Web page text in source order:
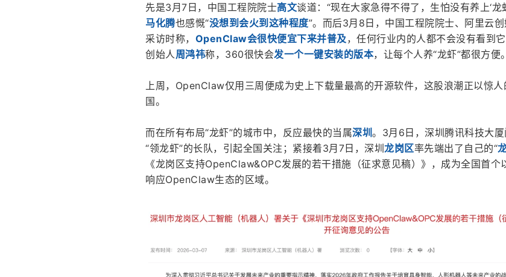
先是3月7日，中国工程院院士高文谈道：“现在大家急得不得了，生怕没有养上‘龙
马化腾也感慨“没想到会火到这种程度”。而后3月8日，中国工程院院士、阿里云创
采访时称， OpenClaw会很快便宜下来并普及 ，任何行业内的人都不会没有看到
创始人 周鸿祎称，360很快会发一个一键安装的版本，让每个人养“龙虾”都很方便。
上周，OpenClaw仅用三周便成为史上下载量最高的开源软件，这股浪潮正以惊人
国。
而在所有布局“龙虾”的城市中，反应最快的当属深圳 。3月6日，深圳腾讯科技大
“领龙虾”的长队，引起全国关注；紧接着3月7日，深圳龙岗区率先端出了自己的“
《龙岗区支持OpenClaw&OPC发展的若干措施（征求意见稿）》，成为全国首个
响应OpenClaw生态的区域。